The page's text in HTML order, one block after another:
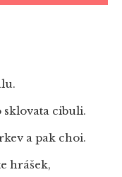
sklovata cibuli.
a pak choi.
hrášek,